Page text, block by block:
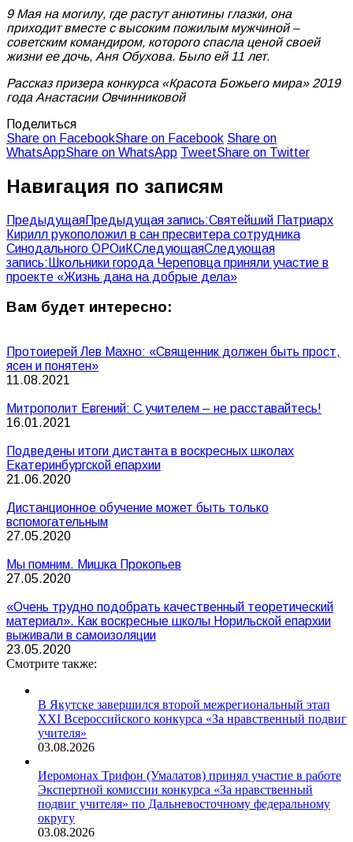
9 Мая на могилу, где растут анютины глазки, она
приходит вместе с высоким пожилым мужчиной –
советским командиром, которого спасла ценой своей
жизни ее дочь, Аня Обухова. Было ей 11 лет.
Рассказ призера конкурса «Красота Божьего мира» 2019
года Анастасии Овчинниковой
Поделиться
Share on FacebookShare on Facebook Share on
WhatsAppShare on WhatsApp TweetShare on Twitter
Навигация по записям
ПредыдущаяПредыдущая запись:Святейший Патриарх
Кирилл рукоположил в сан пресвитера сотрудника
Синодального ОРОиКСледующаяСледующая
запись: Школьники города Череповца приняли участие в
проекте «Жизнь дана на добрые дела»
Вам будет интересно:
Протоиерей Лев Махно: «Священник должен быть прост,
ясен и понятен»
11.08.2021
Митрополит Евгений: С учителем – не расставайтесь!
16.01.2021
Подведены итоги дистанта в воскресных школах
Екатеринбургской епархии
21.06.2020
Дистанционное обучение может быть только
вспомогательным
27.05.2020
Мы помним. Мишка Прокопьев
27.05.2020
«Очень трудно подобрать качественный теоретический
материал». Как воскресные школы Норильской епархии
выживали в самоизоляции
23.05.2020
Смотрите также:
В Якутске завершился второй межрегиональный этап
XXI Всероссийского конкурса «За нравственный подвиг
учителя»
03.08.2026
Иеромонах Трифон (Умалатов) принял участие в работе
Экспертной комиссии конкурса «За нравственный
подвиг учителя» по Дальневосточному федеральному
округу
03.08.2026